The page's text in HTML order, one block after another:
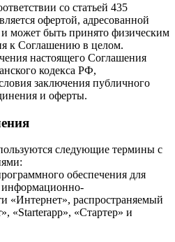
со статьей 435
офертой, адресованной
может быть принято физическим
к Соглашению в целом.
настоящего Соглашения
кодекса РФ,
заключения публичного
и оферты.
следующие термины с
обеспечения для
информационно-
«Интернет», распространяемый
«Starterapp», «Стартер» и